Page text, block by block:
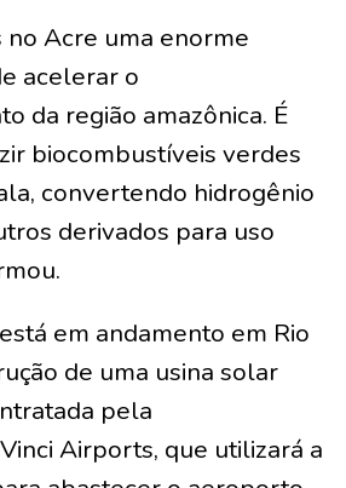
no Acre uma enorme
acelerar o
da região amazônica. É
biocombustíveis verdes
convertendo hidrogênio
derivados para uso
em andamento em Rio
de uma usina solar
pela
Airports, que utilizará a